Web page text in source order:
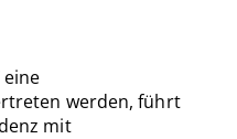
werden, führt
mit